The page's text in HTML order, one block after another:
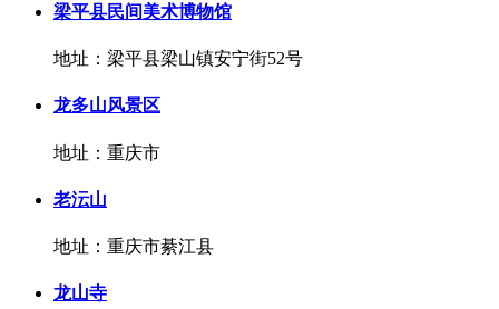
梁平县民间美术博物馆
地址：梁平县梁山镇安宁街52号
龙多山风景区
地址：重庆市
老沄山
地址：重庆市綦江县
龙山寺